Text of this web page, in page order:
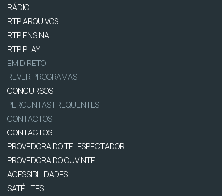
RÁDIO
RTP ARQUIVOS
RTP ENSINA
RTP PLAY
EM DIRETO
REVER PROGRAMAS
CONCURSOS
PERGUNTAS FREQUENTES
CONTACTOS
CONTACTOS
PROVEDORA DO TELESPECTADOR
PROVEDORA DO OUVINTE
ACESSIBILIDADES
SATÉLITES